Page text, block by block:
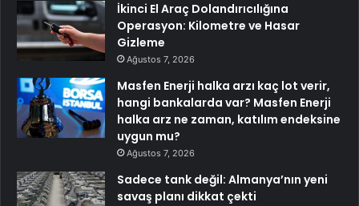
İkinci El Araç Dolandırıcılığına
Operasyon: Kilometre ve Hasar
Gizleme
Ağustos 7, 2026
Masfen Enerji halka arzı kaç lot verir,
hangi bankalarda var? Masfen Enerji
halka arz ne zaman, katılım endeksine
uygun mu?
Ağustos 7, 2026
Sadece tank değil: Almanya’nın yeni
savaş planı dikkat çekti